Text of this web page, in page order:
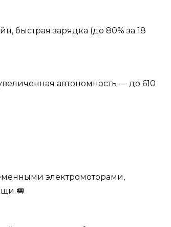
быстрая зарядка (до 80% за 18
автономность — до 610
электромоторами,
🚐